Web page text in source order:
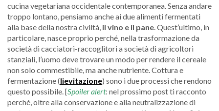
cucina vegetariana occidentale contemporanea. Senza andare
troppo lontano, pensiamo anche ai due alimenti fermentati
alla base della nostra civiltà, il vino e il pane . Quest’ultimo, in
particolare, nasce proprio perché, nella trasformazione da
società di cacciatori-raccoglitori a società di agricoltori
stanziali, l’uomo deve trovare un modo per rendere il cereale
non solo commestibile, ma anche nutriente. Cottura e
fermentazione (lievitazione) sono i due processi che rendono
questo possibile. [Spoiler alert: nel prossimo post ti racconto
perché, oltre alla conservazione e alla neutralizzazione di